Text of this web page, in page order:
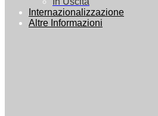
Internazionalizzazione
Altre Informazioni